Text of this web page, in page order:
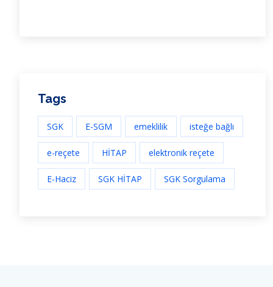
Tags
SGK E-SGM emeklilik isteğe bağlı
e-reçete HİTAP elektronik reçete
E-Haciz SGK HİTAP SGK Sorgulama